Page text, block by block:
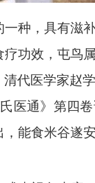
种，具有滋
功效，屯鸟
代医学家赵
医通》第四
能食米谷遂